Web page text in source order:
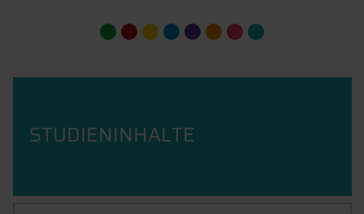
STUDIENINHALTE